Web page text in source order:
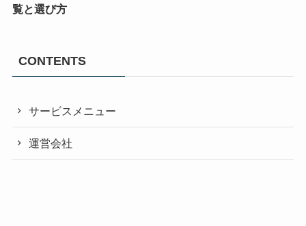
覧と選び方
CONTENTS
サービスメニュー
運営会社